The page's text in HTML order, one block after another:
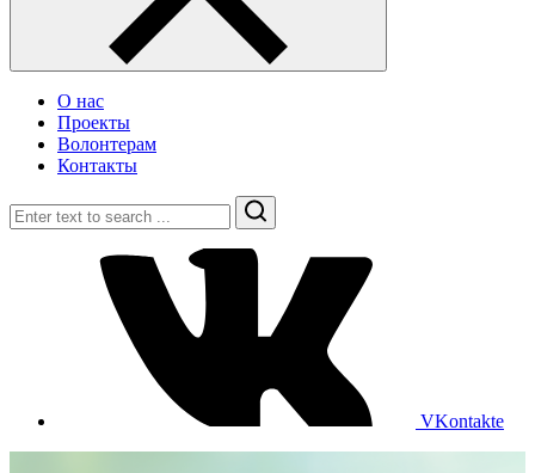
О нас
Проекты
Волонтерам
Контакты
Search
VKontakte